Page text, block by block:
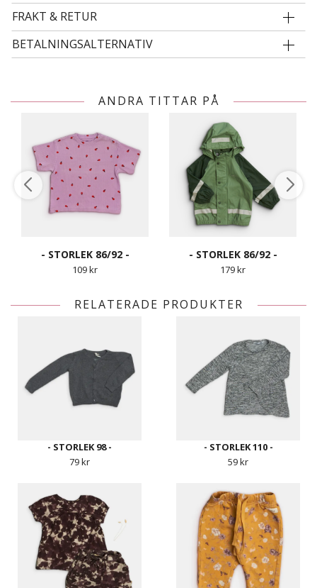
FRAKT & RETUR
BETALNINGSALTERNATIV
ANDRA TITTAR PÅ
- STORLEK 86/92 -
109 kr
- STORLEK 86/92 -
179 kr
RELATERADE PRODUKTER
- STORLEK 98 -
79 kr
- STORLEK 110 -
59 kr